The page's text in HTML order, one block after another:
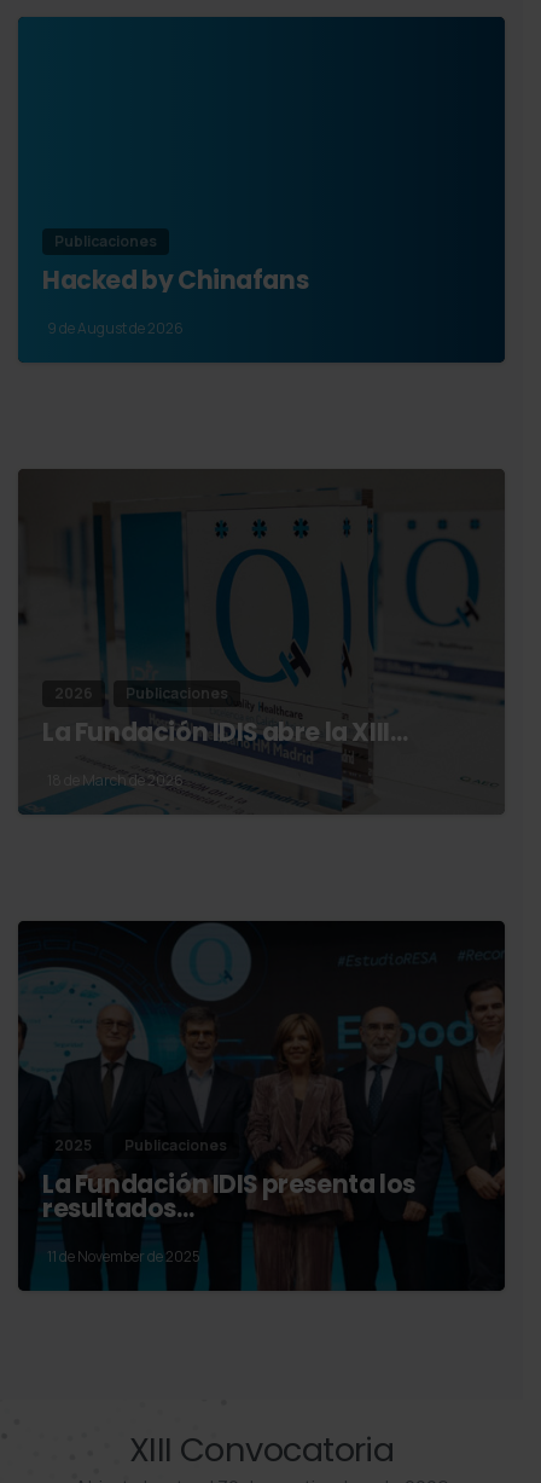
Publicaciones
Hacked by Chinafans
9 de August de 2026
2026 Publicaciones
La Fundación IDIS abre la XIII…
18 de March de 2026
2025 Publicaciones
La Fundación IDIS presenta los
resultados…
11 de November de 2025
XIII Convocatoria